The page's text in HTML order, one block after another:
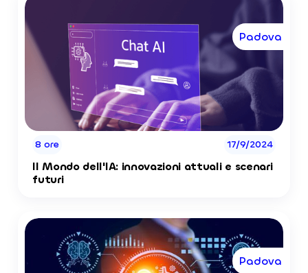
8 ore 17/9/2024
Il Mondo dell'IA: innovazioni attuali e scenari
futuri
Padova
Padova